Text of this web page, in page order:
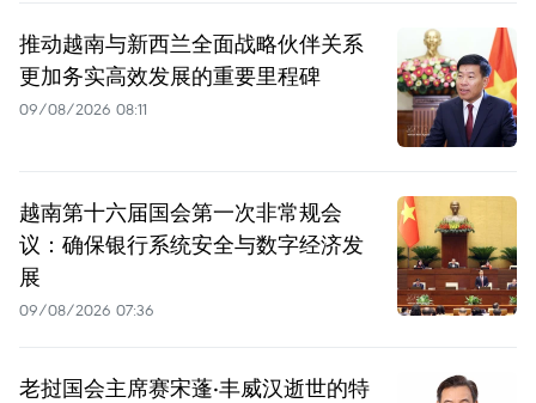
推动越南与新西兰全面战略伙伴关系
更加务实高效发展的重要里程碑
09/08/2026 08:11
越南第十六届国会第一次非常规会
议：确保银行系统安全与数字经济发
展
09/08/2026 07:36
老挝国会主席赛宋蓬·丰威汉逝世的特